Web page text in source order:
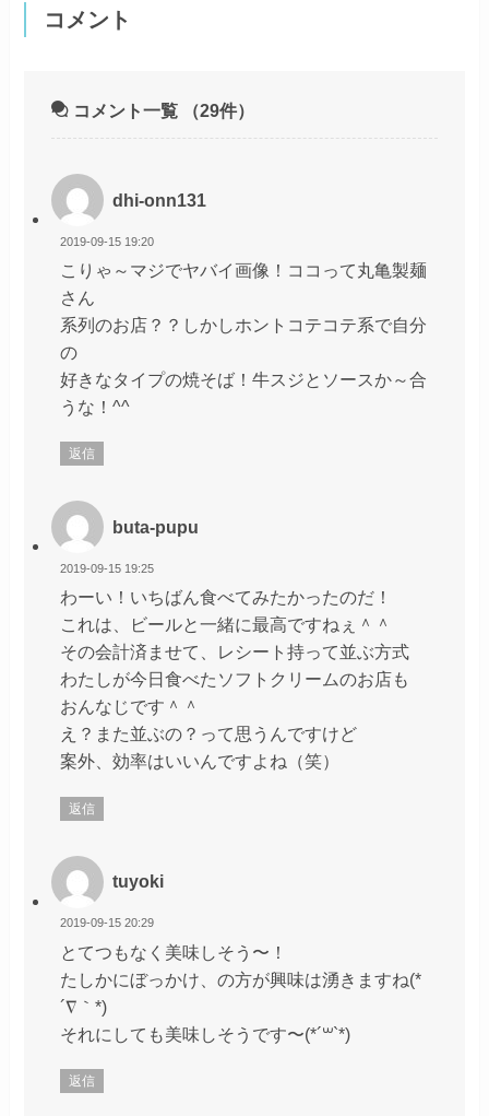
コメント
コメント一覧 （29件）
dhi-onn131
2019-09-15 19:20
こりゃ～マジでヤバイ画像！ココって丸亀製麺
さん
系列のお店？？しかしホントコテコテ系で自分
の
好きなタイプの焼そば！牛スジとソースか～合
うな！^^
返信
buta-pupu
2019-09-15 19:25
わーい！いちばん食べてみたかったのだ！
これは、ビールと一緒に最高ですねぇ＾＾
その会計済ませて、レシート持って並ぶ方式
わたしが今日食べたソフトクリームのお店も
おんなじです＾＾
え？また並ぶの？って思うんですけど
案外、効率はいいんですよね（笑）
返信
tuyoki
2019-09-15 20:29
とてつもなく美味しそう〜！
たしかにぼっかけ、の方が興味は湧きますね(*
´∇｀*)
それにしても美味しそうです〜(*´꒳`*)
返信